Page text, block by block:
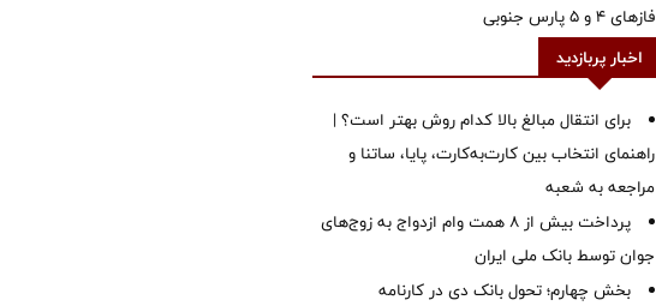
فازهای ۴ و ۵ پارس جنوبی
اخبار پربازدید
برای انتقال مبالغ بالا کدام روش بهتر است؟ |
راهنمای انتخاب بین کارت‌به‌کارت، پایا، ساتنا و
مراجعه به شعبه
پرداخت بیش از ۸ همت وام ازدواج به زوج‌های
جوان توسط بانک ملی ایران
بخش چهارم؛ تحول بانک دی در کارنامه